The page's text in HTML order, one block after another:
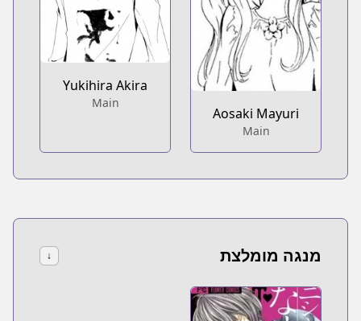
Aosaki Mayuri
Main
Yukihira Akira
Main
מנגה מומלצת ↓